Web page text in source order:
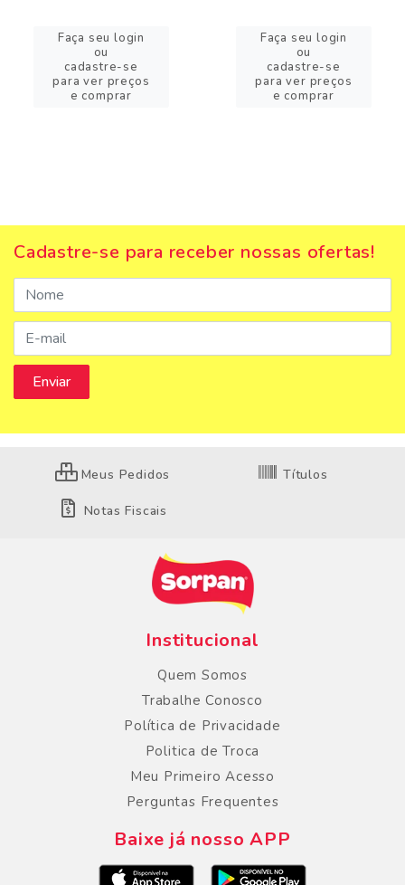
Faça seu login
ou
cadastre-se
para ver preços
e comprar
Faça seu login
ou
cadastre-se
para ver preços
e comprar
Cadastre-se para receber nossas ofertas!
Meus Pedidos Títulos
Notas Fiscais
Institucional
Quem Somos
Trabalhe Conosco
Política de Privacidade
Politica de Troca
Meu Primeiro Acesso
Perguntas Frequentes
Baixe já nosso APP